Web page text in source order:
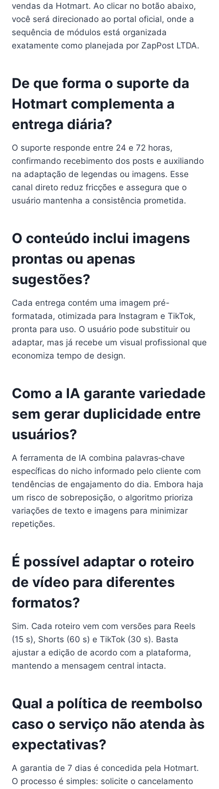
vendas da Hotmart. Ao clicar no botão abaixo,
você será direcionado ao portal oficial, onde a
sequência de módulos está organizada
exatamente como planejada por ZapPost LTDA.
De que forma o suporte da
Hotmart complementa a
entrega diária?
O suporte responde entre 24 e 72 horas,
confirmando recebimento dos posts e auxiliando
na adaptação de legendas ou imagens. Esse
canal direto reduz fricções e assegura que o
usuário mantenha a consistência prometida.
O conteúdo inclui imagens
prontas ou apenas
sugestões?
Cada entrega contém uma imagem pré-
formatada, otimizada para Instagram e TikTok,
pronta para uso. O usuário pode substituir ou
adaptar, mas já recebe um visual profissional que
economiza tempo de design.
Como a IA garante variedade
sem gerar duplicidade entre
usuários?
A ferramenta de IA combina palavras‑chave
específicas do nicho informado pelo cliente com
tendências de engajamento do dia. Embora haja
um risco de sobreposição, o algoritmo prioriza
variações de texto e imagens para minimizar
repetições.
É possível adaptar o roteiro
de vídeo para diferentes
formatos?
Sim. Cada roteiro vem com versões para Reels
(15 s), Shorts (60 s) e TikTok (30 s). Basta
ajustar a edição de acordo com a plataforma,
mantendo a mensagem central intacta.
Qual a política de reembolso
caso o serviço não atenda às
expectativas?
A garantia de 7 dias é concedida pela Hotmart.
O processo é simples: solicite o cancelamento